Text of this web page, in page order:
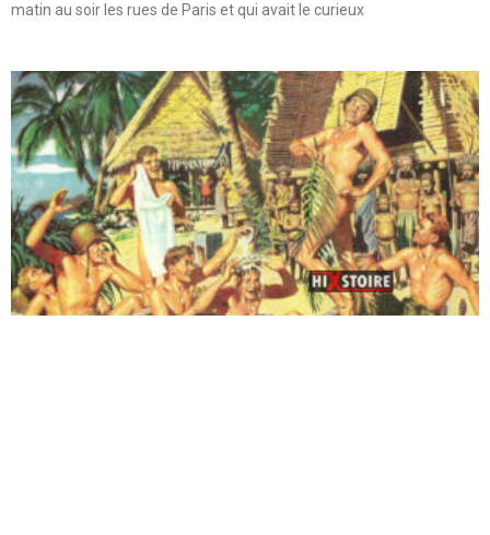
matin au soir les rues de Paris et qui avait le curieux